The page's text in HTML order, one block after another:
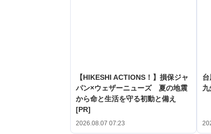
【HIKESHI ACTIONS！】損保ジャ
パン×ウェザーニューズ 夏の地震
から命と生活を守る初動と備え
[PR]
2026.08.07 07:23